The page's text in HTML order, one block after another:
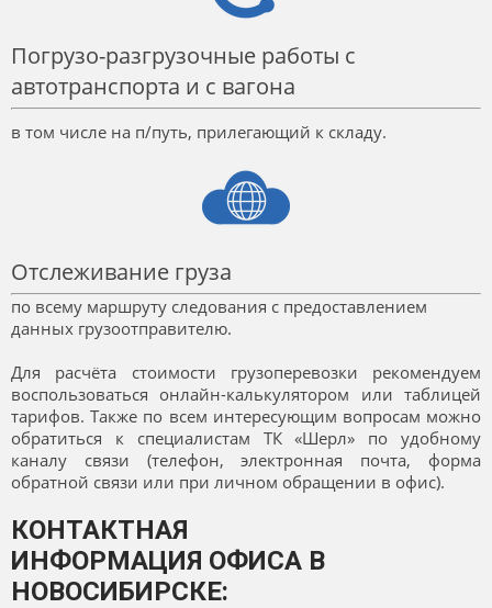
Погрузо-разгрузочные работы с
автотранспорта и с вагона
в том числе на п/путь, прилегающий к складу.
Отслеживание груза
по всему маршруту следования с предоставлением
данных грузоотправителю.
Для расчёта стоимости грузоперевозки рекомендуем
воспользоваться онлайн-калькулятором или таблицей
тарифов. Также по всем интересующим вопросам можно
обратиться к специалистам ТК «Шерл» по удобному
каналу связи (телефон, электронная почта, форма
обратной связи или при личном обращении в офис).
КОНТАКТНАЯ
ИНФОРМАЦИЯ ОФИСА В
НОВОСИБИРСКЕ: